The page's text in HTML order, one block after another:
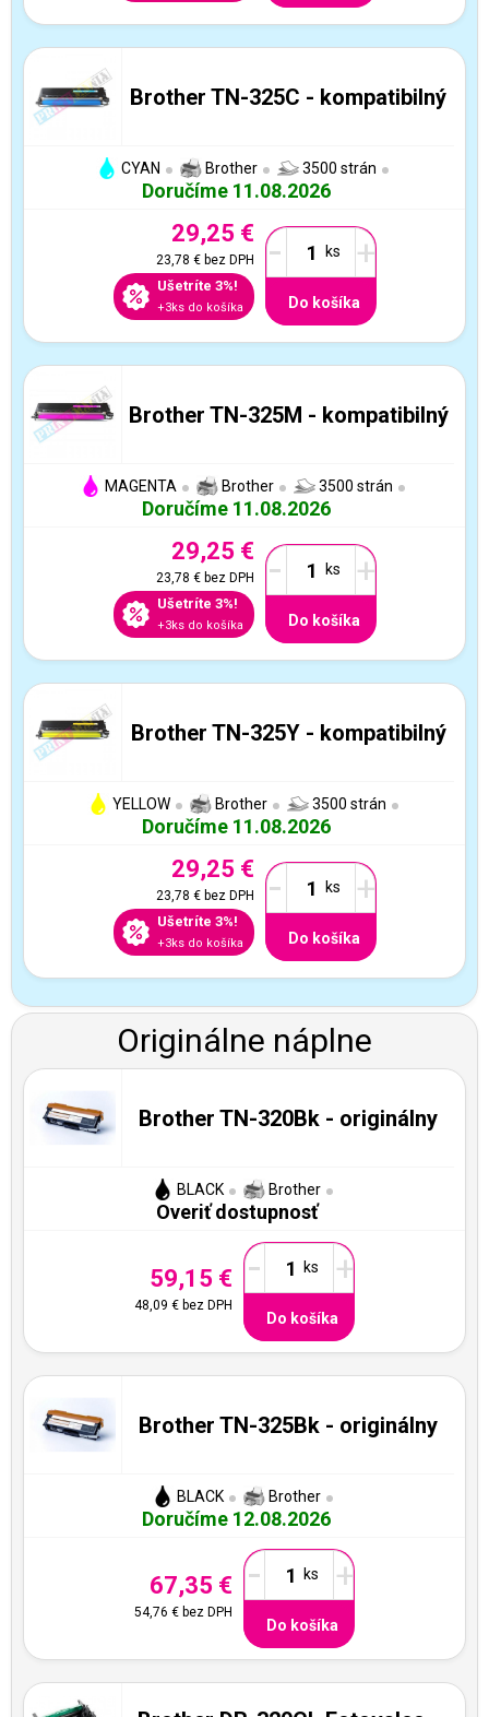
Brother TN-325C - kompatibilný
CYAN Brother 3500 strán
Doručíme 11.08.2026
29,25 €
23,78 €bez DPH
Ušetríte 3%!
+3ks do košíka
- +
Do košíka
Brother TN-325M - kompatibilný
MAGENTA Brother 3500 strán
Doručíme 11.08.2026
29,25 €
23,78 €bez DPH
Ušetríte 3%!
+3ks do košíka
- +
Do košíka
Brother TN-325Y - kompatibilný
YELLOW Brother 3500 strán
Doručíme 11.08.2026
29,25 €
23,78 €bez DPH
Ušetríte 3%!
+3ks do košíka
- +
Do košíka
Originálne náplne
Brother TN-320Bk - originálny
BLACK Brother
Overiť dostupnosť
59,15 €
48,09 € bez DPH
- +
Do košíka
Brother TN-325Bk - originálny
BLACK Brother
Doručíme 12.08.2026
67,35 €
54,76 € bez DPH
- +
Do košíka